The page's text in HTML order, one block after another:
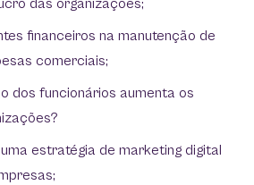
das organizações;
financeiros na manutenção de
comerciais;
dos funcionários aumenta os
estratégia de marketing digital